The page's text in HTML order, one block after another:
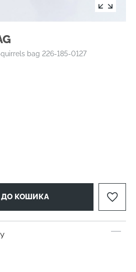
bag 226-185-0127
ДО КОШИКА